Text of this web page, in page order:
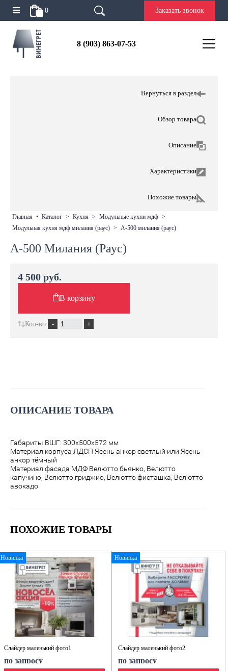
0 Заказать звонок
8 (903) 863-07-53
Вернуться в раздел
Обзор товара
Описание
Характеристики
Похожие товары
главная • каталог > кухня > модульные кухни мдф >
модульная кухня мдф милания (раус) > а-500 милания (раус)
А-500 Милания (Раус)
ОПИСАНИЕ ТОВАРА
Габариты ВШГ: 300х500х572 мм
Материал корпуса ЛДСП Ясень анкор светлый или Ясень
анкор тёмный
Материал фасада МДФ Велютто бьянко, Велютто
капучино, Велютто гриджио, Велютто фисташка, Велютто
авокадо
ПОХОЖИЕ ТОВАРЫ
Новинка
Слайдер маленький фото1
по запросу
Новинка
Слайдер маленький фото2
по запросу
4 500 руб.
В корзину
Кол-во: